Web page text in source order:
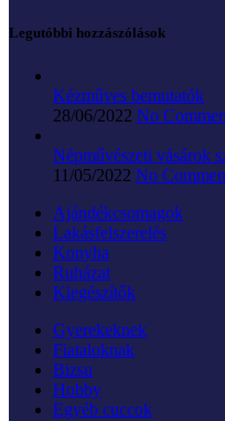
Legutóbbi hozzászólások
Kézműves bemutatók
28/06/2022 No
Népművészeti vásárok
11/05/2022 No
Ajándékcsomagok
Lakásfelszerelés
Konyha
Ruházat
Kiegészítők
Gyerekeknek
Fiataloknak
Bizsu
Hobby
Egyéb cuccok